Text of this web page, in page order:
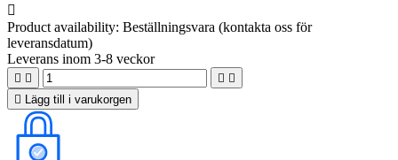

Product availability: Beställningsvara (kontakta oss för
leveransdatum)
Leverans inom 3-8 veckor
   

Lägg till i varukorgen